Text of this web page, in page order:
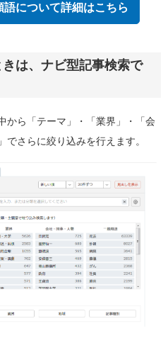
語について詳細はこちら
は、ナビ型記事検索で
から「テーマ」・「業界」・「会
さらに絞り込みを行えます。